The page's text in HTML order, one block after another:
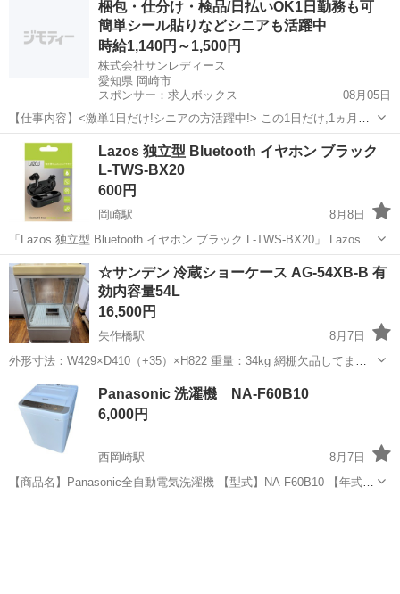
サイトにも同時出品中ですので、お早めの ご購入を〜 売り切れの節
はお許し下さい。 ...
梱包・仕分け・検品/日払いOK1日勤務も可
簡単シール貼りなどシニアも活躍中
時給1,140円～1,500円
株式会社サンレディース
愛知県 岡崎市
スポンサー：求人ボックス
08月05日
【仕事内容】<激単1日だけ!シニアの方活躍中!> この1日だけ,1ヵ月間
だけ,4時間だけなど あなた優先で自由に決めれます! シニア・60代・
70代の方を 積極的に採用中 たくさんご活躍いただいてます こんなお
仕事をお願いします!...
アルバイト・パート
Lazos 独立型 Bluetooth イヤホン ブラック
L-TWS-BX20
600円
岡崎駅
8月8日
「Lazos 独立型 Bluetooth イヤホン ブラック L-TWS-BX20」 Lazos 型
番：L-TWS-BX20 カラー：ブラック シリーズ名：Lazosん
愛知 岡崎市 岡崎駅 オーディオ
☆サンデン 冷蔵ショーケース AG-54XB-B 有
効内容量54L
16,500円
矢作橋駅
8月7日
外形寸法：W429×D410（+35）×H822 重量：34kg 網棚欠品してま
す。 問題なく動作しています。 電源コードから2008年製と思われま
す。 表示価格は税込み価格になります。 値下げは致しませ...
愛知 岡崎市 キッチン家電
Panasonic 洗濯機 NA-F60B10
6,000円
西岡崎駅
8月7日
【商品名】Panasonic全自動電気洗濯機 【型式】NA-F60B10 【年式】